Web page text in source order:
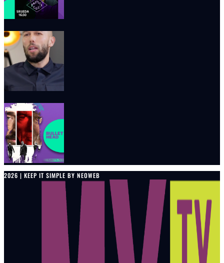
2026 | KEEP IT SIMPLE BY NEOWEB